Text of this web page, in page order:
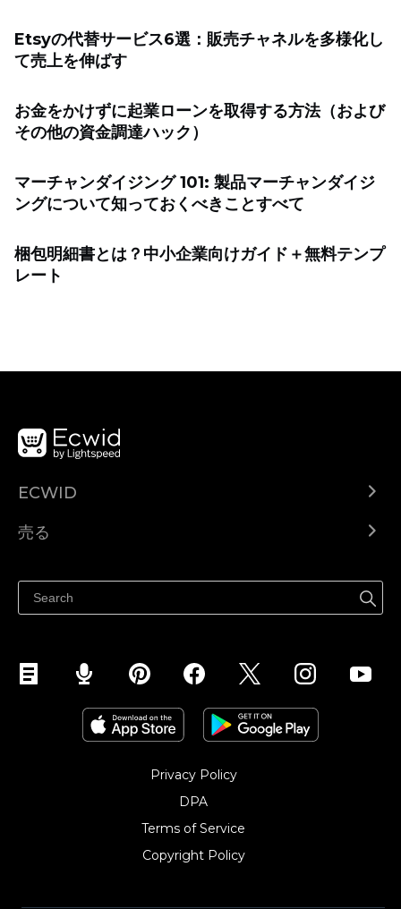
Etsyの代替サービス6選：販売チャネルを多様化し
て売上を伸ばす
お金をかけずに起業ローンを取得する方法（および
その他の資金調達ハック）
マーチャンダイジング 101: 製品マーチャンダイジ
ングについて知っておくべきことすべて
梱包明細書とは？中小企業向けガイド＋無料テンプ
レート
ECWID
ヘルプセンター
売る
Facebookで販売する
Instagramで販売する
Privacy Policy
DPA
Terms of Service
Copyright Policy‎